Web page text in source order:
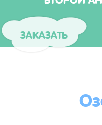
ЗАКАЗАТЬ